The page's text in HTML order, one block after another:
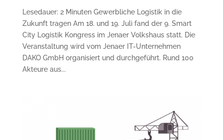
Lesedauer: 2 Minuten Gewerbliche Logistik in die
Zukunft tragen Am 18. und 19. Juli fand der 9. Smart
City Logistik Kongress im Jenaer Volkshaus statt. Die
Veranstaltung wird vom Jenaer IT-Unternehmen
DAKO GmbH organisiert und durchgeführt. Rund 100
Akteure aus...